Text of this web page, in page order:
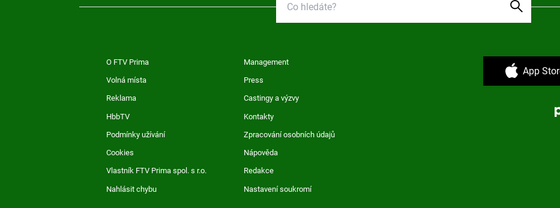
O FTV Prima Management
Volná místa Press
Reklama Castingy a výzvy
HbbTV Kontakty
Podmínky užívání Zpracování osobních údajů
Cookies Nápověda
Vlastník FTV Prima spol. s r.o. Redakce
Nahlásit chybu Nastavení soukromí
App